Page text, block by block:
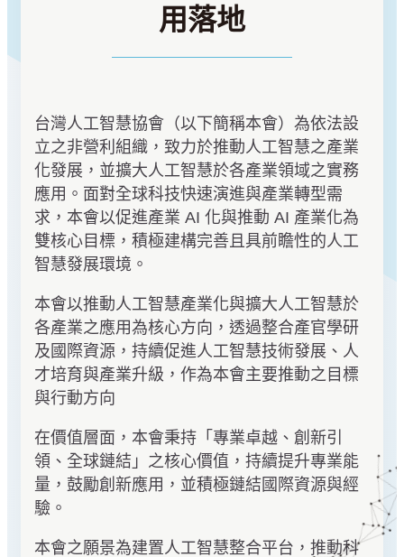
用落地
台灣人工智慧協會（以下簡稱本會）為依法設
立之非營利組織，致力於推動人工智慧之產業
化發展，並擴大人工智慧於各產業領域之實務
應用。面對全球科技快速演進與產業轉型需
求，本會以促進產業 AI 化與推動 AI 產業化為
雙核心目標，積極建構完善且具前瞻性的人工
智慧發展環境。
本會以推動人工智慧產業化與擴大人工智慧於
各產業之應用為核心方向，透過整合產官學研
及國際資源，持續促進人工智慧技術發展、人
才培育與產業升級，作為本會主要推動之目標
與行動方向
在價值層面，本會秉持「專業卓越、創新引
領、全球鏈結」之核心價值，持續提升專業能
量，鼓勵創新應用，並積極鏈結國際資源與經
驗。
本會之願景為建置人工智慧整合平台，推動科